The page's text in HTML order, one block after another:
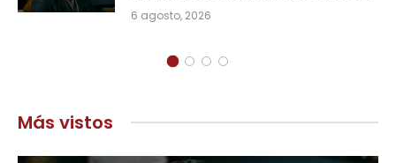
6 agosto, 2026
Más vistos